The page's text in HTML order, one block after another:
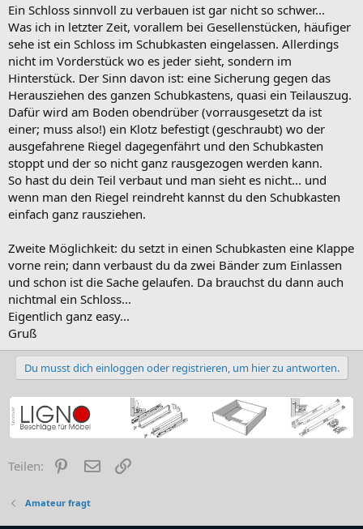
Ein Schloss sinnvoll zu verbauen ist gar nicht so schwer...
Was ich in letzter Zeit, vorallem bei Gesellenstücken, häufiger
sehe ist ein Schloss im Schubkasten eingelassen. Allerdings
nicht im Vorderstück wo es jeder sieht, sondern im
Hinterstück. Der Sinn davon ist: eine Sicherung gegen das
Herausziehen des ganzen Schubkastens, quasi ein Teilauszug.
Dafür wird am Boden obendrüber (vorrausgesetzt da ist
einer; muss also!) ein Klotz befestigt (geschraubt) wo der
ausgefahrene Riegel dagegenfährt und den Schubkasten
stoppt und der so nicht ganz rausgezogen werden kann.
So hast du dein Teil verbaut und man sieht es nicht... und
wenn man den Riegel reindreht kannst du den Schubkasten
einfach ganz rausziehen.
Zweite Möglichkeit: du setzt in einen Schubkasten eine Klappe
vorne rein; dann verbaust du da zwei Bänder zum Einlassen
und schon ist die Sache gelaufen. Da brauchst du dann auch
nichtmal ein Schloss...
Eigentlich ganz easy...
Gruß
Du musst dich einloggen oder registrieren, um hier zu antworten.
Teilen: PinterestE-Mail
Amateur fragt